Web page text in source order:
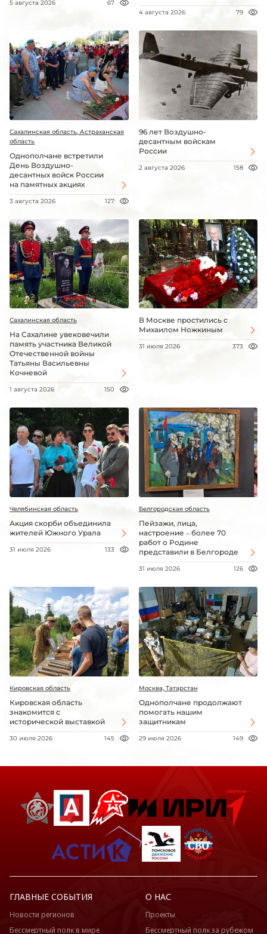
5 августа 2026 67
4 августа 2026 79
Сахалинская область, Астраханская
область
Однополчане встретили
День Воздушно-
десантных войск России
на памятных акциях
3 августа 2026 127
96 лет Воздушно-
десантным войскам
России
2 августа 2026 158
Сахалинская область
На Сахалине увековечили
память участника Великой
Отечественной войны
Татьяны Васильевны
Кочневой
1 августа 2026 150
В Москве простились с
Михаилом Ножкиным
31 июля 2026 373
Челябинская область
Акция скорби объединила
жителей Южного Урала
31 июля 2026 133
Белгородская область
Пейзажи, лица,
настроение – более 70
работ о Родине
представили в Белгороде
31 июля 2026 126
Кировская область
Кировская область
знакомится с
исторической выставкой
30 июля 2026 145
Москва, Татарстан
Однополчане продолжают
помогать нашим
защитникам
29 июля 2026 149
ГЛАВНЫЕ СОБЫТИЯ
Новости регионов
Бессмертный полк в мире
О НАС
Проекты
Бессмертный полк за рубежом